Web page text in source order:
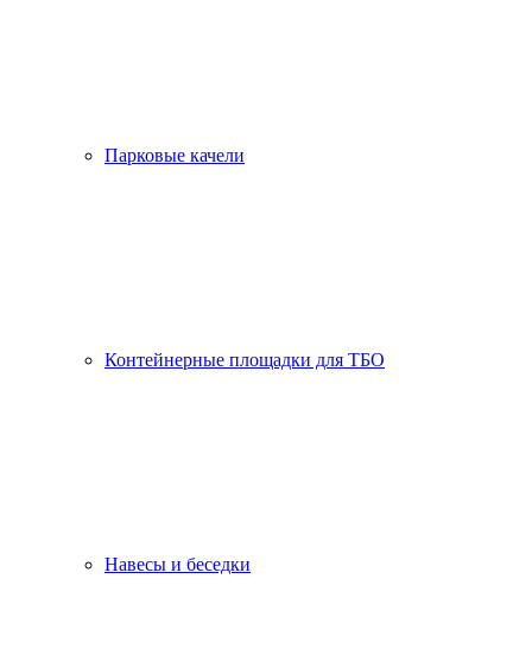
Парковые качели
Контейнерные площадки для ТБО
Навесы и беседки